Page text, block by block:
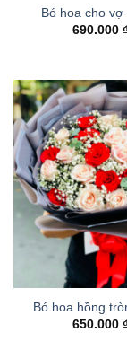
Bó hoa cho vợ
690.000
Bó hoa hồng
650.000